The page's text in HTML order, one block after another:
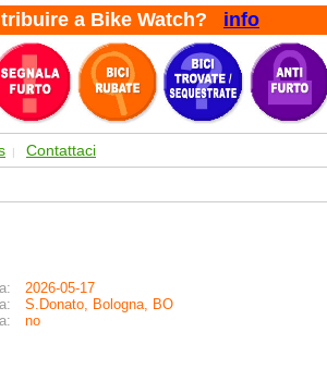
a Bike Watch? info
| Contattaci
2026-05-17
S.Donato, Bologna, BO
no